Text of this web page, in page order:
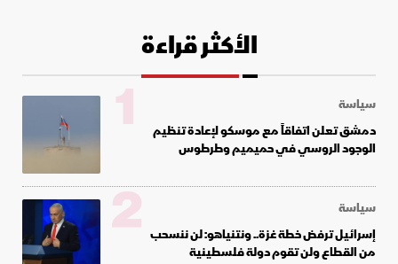
الأكثر قراءة
سياسة
دمشق تعلن اتفاقاً مع موسكو لإعادة تنظيم
الوجود الروسي في حميميم وطرطوس
1
سياسة
إسرائيل ترفض خطة غزة.. ونتنياهو: لن ننسحب
من القطاع ولن تقوم دولة فلسطينية
2